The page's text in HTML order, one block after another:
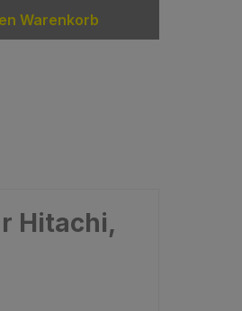
ein oder benutze die
Warenkorb
Hitachi,